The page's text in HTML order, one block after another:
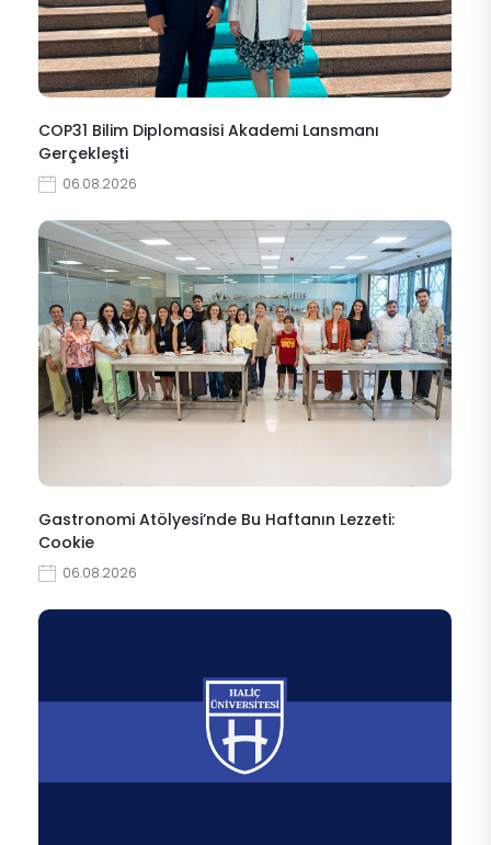
COP31 Bilim Diplomasisi Akademi Lansmanı
Gerçekleşti
06.08.2026
Gastronomi Atölyesi’nde Bu Haftanın Lezzeti:
Cookie
06.08.2026